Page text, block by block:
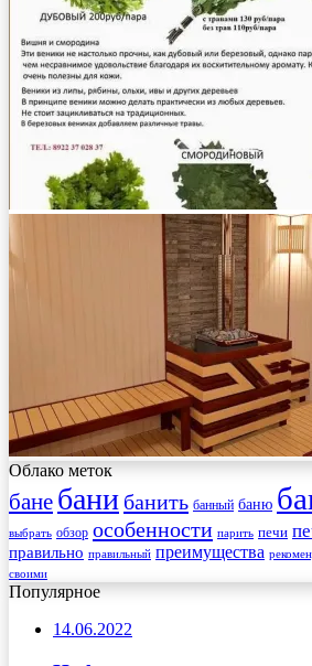
Облако меток
бане бани банить банный баню
выбрать обзор особенности парить печи
правильно правильный преимущества
своими
Популярное
14.06.2022